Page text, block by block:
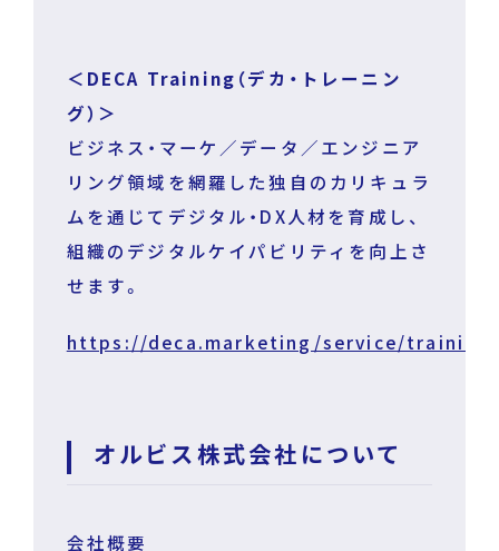
＜DECA Training（デカ・トレーニン
グ）＞
ビジネス・マーケ／データ／エンジニア
リング領域を網羅した独自のカリキュラ
ムを通じてデジタル・DX人材を育成し、
組織のデジタルケイパビリティを向上さ
せます。
https://deca.marketing/service/
オルビス株式会社について
会社概要